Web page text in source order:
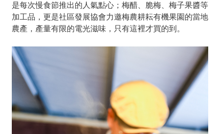
是每次慢食節推出的人氣點心；梅醋、脆梅、梅子果醬等
加工品，更是社區發展協會力邀梅農耕耘有機果園的當地
農產，產量有限的電光滋味，只有這裡才買的到。